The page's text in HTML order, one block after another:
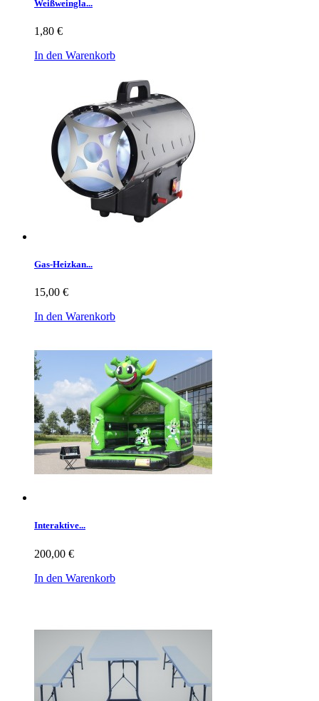
Weißweingla...
1,80 €
In den Warenkorb
Gas-Heizkan...
15,00 €
In den Warenkorb
Interaktive...
200,00 €
In den Warenkorb